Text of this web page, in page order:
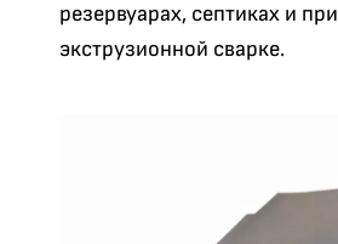
резервуарах, септиках и при
экструзионной сварке.